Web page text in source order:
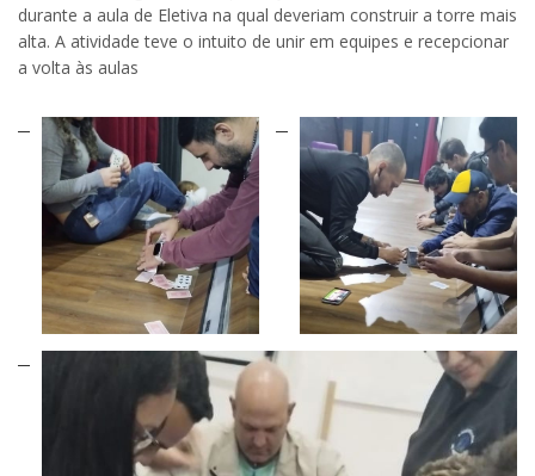
durante a aula de Eletiva na qual deveriam construir a torre mais
alta. A atividade teve o intuito de unir em equipes e recepcionar
a volta às aulas